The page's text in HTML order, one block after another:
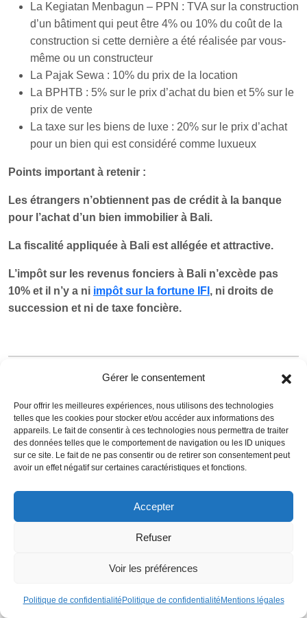
Gérer le consentement
Pour offrir les meilleures expériences, nous utilisons des technologies
telles que les cookies pour stocker et/ou accéder aux informations des
appareils. Le fait de consentir à ces technologies nous permettra de traiter
des données telles que le comportement de navigation ou les ID uniques
sur ce site. Le fait de ne pas consentir ou de retirer son consentement peut
avoir un effet négatif sur certaines caractéristiques et fonctions.
Accepter
Refuser
Voir les préférences
Politique de confidentialité Politique de confidentialité Mentions légales
La Kegiatan Menbagun – PPN : TVA sur la construction
d’un bâtiment qui peut être 4% ou 10% du coût de la
construction si cette dernière a été réalisée par vous-
même ou un constructeur
La Pajak Sewa : 10% du prix de la location
La BPHTB : 5% sur le prix d’achat du bien et 5% sur le
prix de vente
La taxe sur les biens de luxe : 20% sur le prix d’achat
pour un bien qui est considéré comme luxueux
Points important à retenir :
Les étrangers n’obtiennent pas de crédit à la banque
pour l’achat d’un bien immobilier à Bali.
La fiscalité appliquée à Bali est allégée et attractive.
L’impôt sur les revenus fonciers à Bali n’excède pas
10% et il n’y a ni impôt sur la fortune IFI , ni droits de
succession et ni de taxe foncière.
5. Le rendement des appartements à